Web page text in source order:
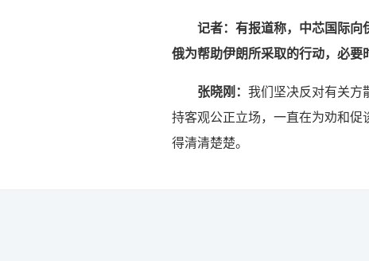
记者：有报道称，中芯国际
俄为帮助伊朗所采取的行动，必要
张晓刚： 我们坚决反对有关方
持客观公正立场，一直在为劝和
得清清楚楚。